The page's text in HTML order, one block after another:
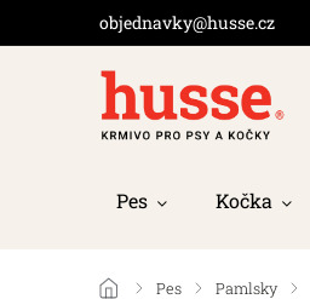
objednavky@husse.cz
Pes Kočka
/ Pes / Pamlsky /